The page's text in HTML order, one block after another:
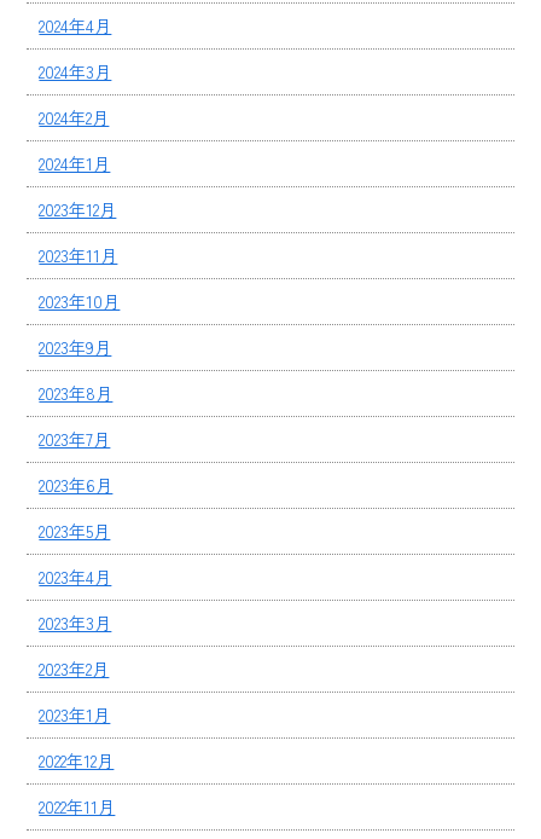
2024年4月
2024年3月
2024年2月
2024年1月
2023年12月
2023年11月
2023年10月
2023年9月
2023年8月
2023年7月
2023年6月
2023年5月
2023年4月
2023年3月
2023年2月
2023年1月
2022年12月
2022年11月